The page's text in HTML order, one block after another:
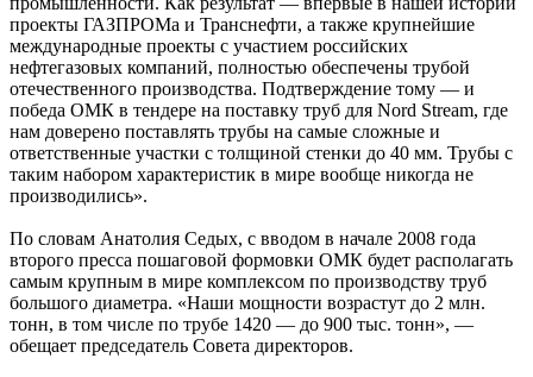
проекты ГАЗПРОМа и Транснефти, а также крупнейшие
международные проекты с участием российских
нефтегазовых компаний, полностью обеспечены трубой
отечественного производства. Подтверждение тому — и
победа ОМК в тендере на поставку труб для Nord Stream, где
нам доверено поставлять трубы на самые сложные и
ответственные участки с толщиной стенки до 40 мм. Трубы с
таким набором характеристик в мире вообще никогда не
производились».
По словам Анатолия Седых, с вводом в начале 2008 года
второго пресса пошаговой формовки ОМК будет располагать
самым крупным в мире комплексом по производству труб
большого диаметра. «Наши мощности возрастут до 2 млн.
тонн, в том числе по трубе 1420 — до 900 тыс. тонн», —
обещает председатель Совета директоров.